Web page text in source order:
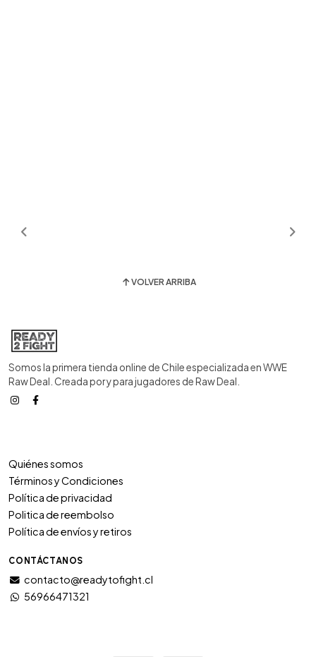
VOLVER ARRIBA
Somos la primera tienda online de Chile especializada en WWE
Raw Deal. Creada por y para jugadores de Raw Deal.
Quiénes somos
Términos y Condiciones
Política de privacidad
Politica de reembolso
Política de envíos y retiros
CONTÁCTANOS
contacto@readytofight.cl
56966471321